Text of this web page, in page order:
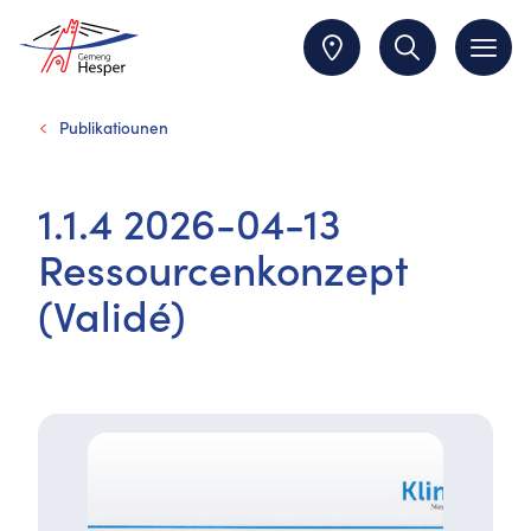
Publikatiounen
1.1.4 2026-04-13
Ressourcenkonzept
(Validé)